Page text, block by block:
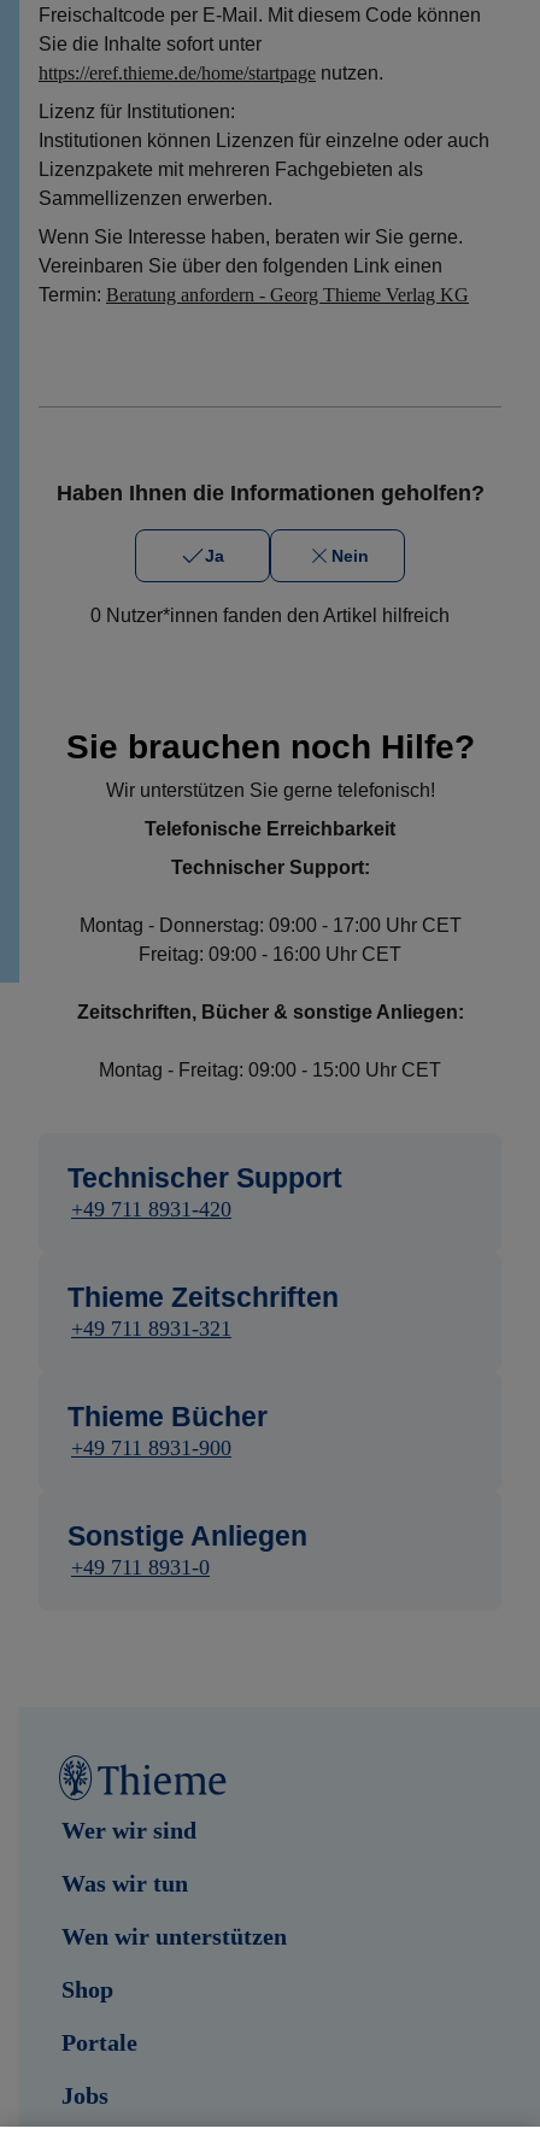
Freischaltcode per E-Mail. Mit diesem Code können
Sie die Inhalte sofort unter
https://eref.thieme.de/home/startpage nutzen.
Lizenz für Institutionen:
Institutionen können Lizenzen für einzelne oder auch
Lizenzpakete mit mehreren Fachgebieten als
Sammellizenzen erwerben.
Wenn Sie Interesse haben, beraten wir Sie gerne.
Vereinbaren Sie über den folgenden Link einen
Termin: Beratung anfordern - Georg Thieme Verlag KG
Haben Ihnen die Informationen geholfen?
Ja Nein
0 Nutzer*innen fanden den Artikel hilfreich
Sie brauchen noch Hilfe?
Wir unterstützen Sie gerne telefonisch!
Telefonische Erreichbarkeit
Technischer Support:
Montag - Donnerstag: 09:00 - 17:00 Uhr CET
Freitag: 09:00 - 16:00 Uhr CET
Zeitschriften, Bücher & sonstige Anliegen:
Montag - Freitag: 09:00 - 15:00 Uhr CET
Technischer Support
+49 711 8931-420
Thieme Zeitschriften
+49 711 8931-321
Thieme Bücher
+49 711 8931-900
Sonstige Anliegen
+49 711 8931-0
Wer wir sind
Was wir tun
Wen wir unterstützen
Shop
Portale
Jobs